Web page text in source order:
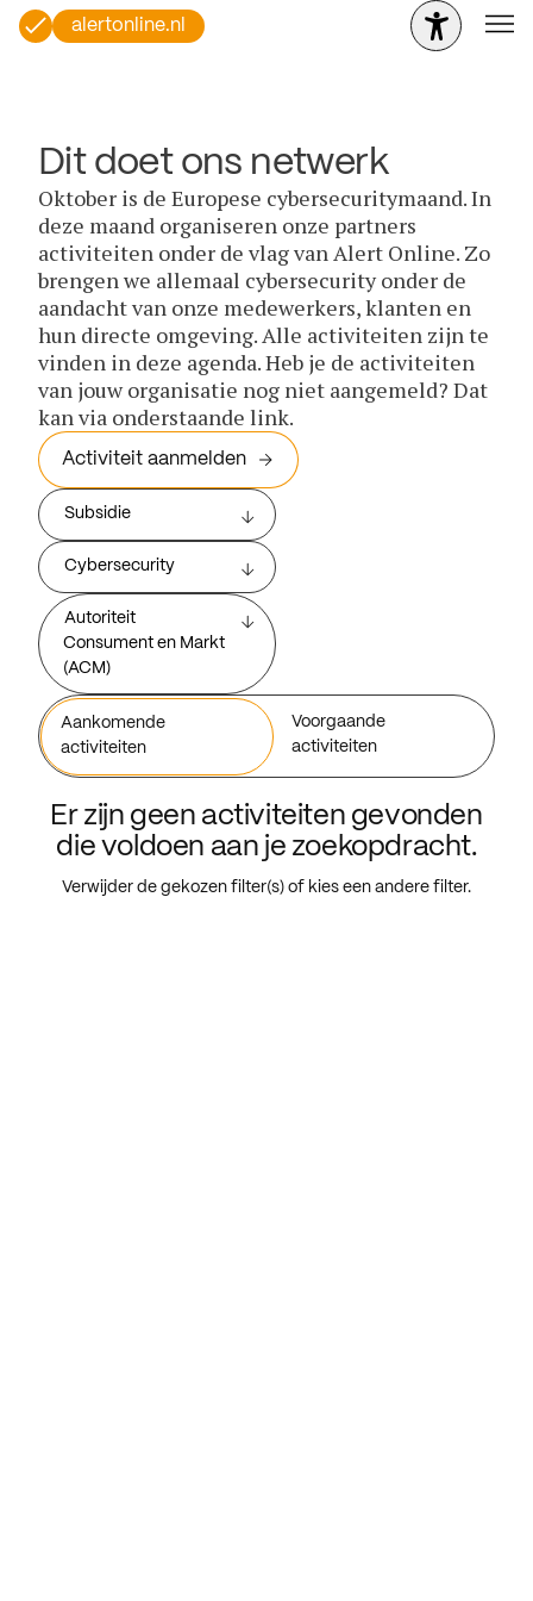
alertonline.nl
Dit doet ons netwerk
Oktober is de Europese cybersecuritymaand. In
deze maand organiseren onze partners
activiteiten onder de vlag van Alert Online. Zo
brengen we allemaal cybersecurity onder de
aandacht van onze medewerkers, klanten en
hun directe omgeving. Alle activiteiten zijn te
vinden in deze agenda. Heb je de activiteiten
van jouw organisatie nog niet aangemeld? Dat
kan via onderstaande link.
Activiteit aanmelden
Subsidie
Cybersecurity
Autoriteit
Consument en Markt
(ACM)
Aankomende
activiteiten
Voorgaande
activiteiten
Er zijn geen activiteiten gevonden
die voldoen aan je zoekopdracht.
Verwijder de gekozen filter(s) of kies een andere filter.